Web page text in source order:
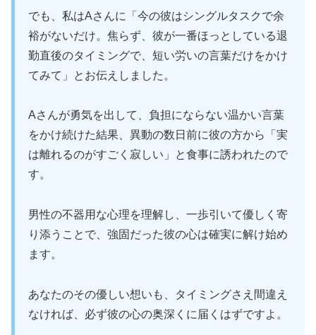
でも、私はAさんに「今の彼はシングルタスクで余
裕がないだけ。焦らず、彼が一番ほっとしている退
勤直後のタイミングで、短い労いの言葉だけをかけ
てみて」とお伝えしました。
Aさんが勇気を出して、負担にならない温かい言葉
をかけ続けた結果、異動の数日前に彼の方から「実
は離れるのがすごく寂しい」と食事に誘われたので
す。
男性の不器用な心理を理解し、一歩引いて優しく寄
り添うことで、強固だった彼の心は確実に解け始め
ます。
あなたのその優しい想いも、タイミングさえ間違え
なければ、必ず彼の心の奥深くに届くはずですよ。